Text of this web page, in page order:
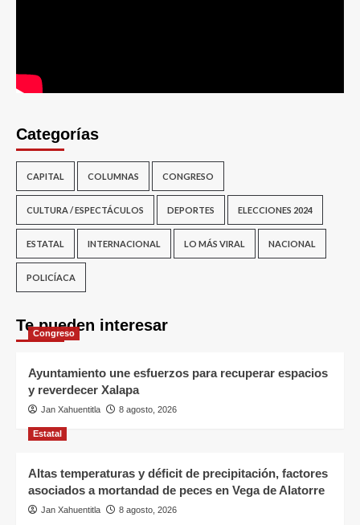
Categorías
CAPITAL COLUMNAS CONGRESO
CULTURA / ESPECTÁCULOS DEPORTES ELECCIONES 2024
ESTATAL INTERNACIONAL LO MÁS VIRAL NACIONAL
POLICÍACA
Te pueden interesar
Congreso
Ayuntamiento une esfuerzos para recuperar espacios
y reverdecer Xalapa
Jan Xahuentitla 8 agosto, 2026
Estatal
Altas temperaturas y déficit de precipitación, factores
asociados a mortandad de peces en Vega de Alatorre
Jan Xahuentitla 8 agosto, 2026